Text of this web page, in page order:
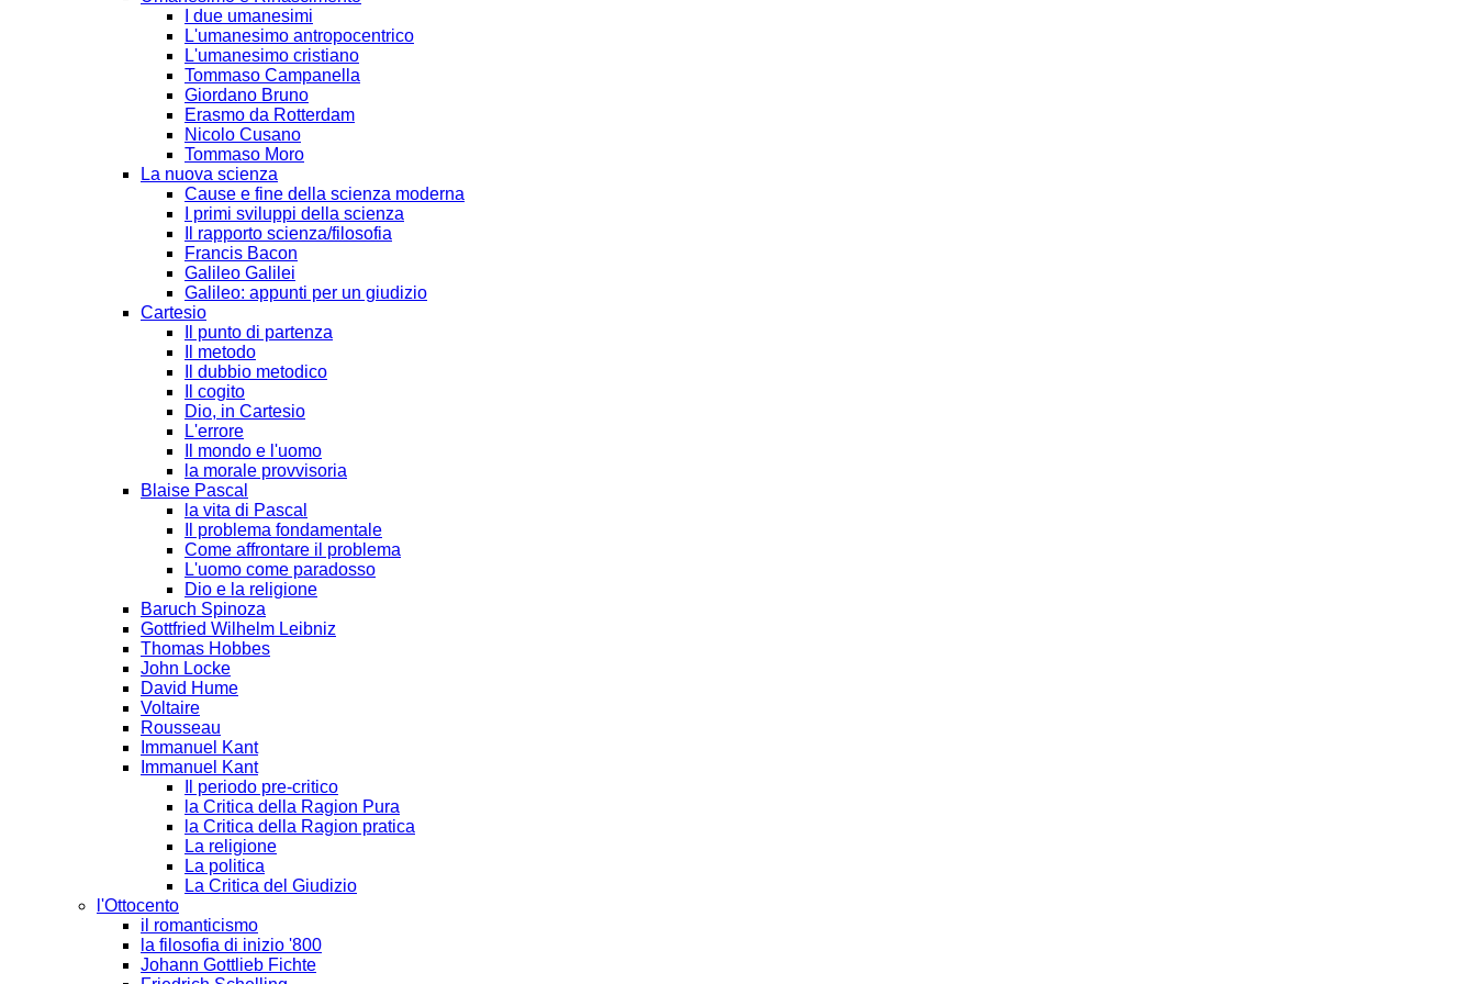
I due umanesimi
L'umanesimo antropocentrico
L'umanesimo cristiano
Tommaso Campanella
Giordano Bruno
Erasmo da Rotterdam
Nicolo Cusano
Tommaso Moro
La nuova scienza
Cause e fine della scienza moderna
I primi sviluppi della scienza
Il rapporto scienza/filosofia
Francis Bacon
Galileo Galilei
Galileo: appunti per un giudizio
Cartesio
Il punto di partenza
Il metodo
Il dubbio metodico
Il cogito
Dio, in Cartesio
L'errore
Il mondo e l'uomo
la morale provvisoria
Blaise Pascal
la vita di Pascal
Il problema fondamentale
Come affrontare il problema
L'uomo come paradosso
Dio e la religione
Baruch Spinoza
Gottfried Wilhelm Leibniz
Thomas Hobbes
John Locke
David Hume
Voltaire
Rousseau
Immanuel Kant
Immanuel Kant
Il periodo pre-critico
la Critica della Ragion Pura
la Critica della Ragion pratica
La religione
La politica
La Critica del Giudizio
l'Ottocento
il romanticismo
la filosofia di inizio '800
Johann Gottlieb Fichte